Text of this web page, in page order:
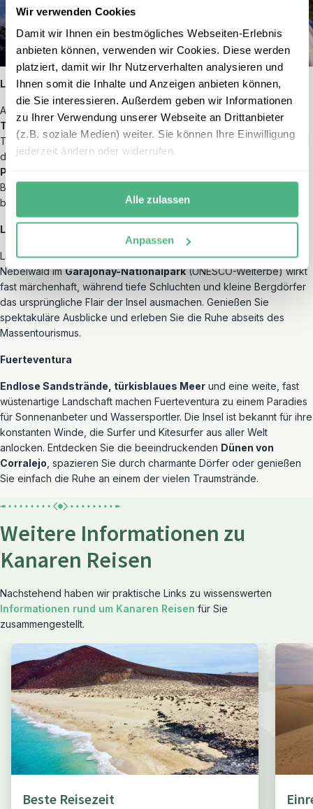
Wir verwenden Cookies
Damit wir Ihnen ein bestmögliches Webseiten-Erlebnis
anbieten können, verwenden wir Cookies. Diese werden
platziert, damit wir Ihr Nutzerverhalten analysieren und
Ihnen somit die Inhalte und Anzeigen anbieten können,
die Sie interessieren. Außerdem geben wir Informationen
zu Ihrer Verwendung unserer Webseite an Drittanbieter
(z.B. soziale Medien) weiter. Sie können Ihre Einwilligung
jederzeit ändern oder widerrufen.
Alle zulassen
Anpassen
Lanzarote
Auf Lanzarote prägen Lavafelder und Feuerberge des
Timanfaya-Parks
die Landschaft. In charmanten Orten wie
Teguise und Haría spazieren Sie durch enge Gassen oder das „Tal
der tausend Palmen“. Entlang der Küste laden Strände wie die
Papagayo-Bucht
Besuch der
verbindet Natur mit Architektur auf
besondere Weise.
La Gomera
La Gomera ist ein Paradies für Natur- und Wanderliebende. Der
Nebelwald imGarajonay-Nationalpark(UNESCO-Welterbe) wirkt
fast märchenhaft, während tiefe Schluchten und kleine Bergdörfer
das ursprüngliche Flair der Insel ausmachen. Genießen Sie
spektakuläre Ausblicke und erleben Sie die Ruhe abseits des
Massentourismus.
Fuerteventura
Endlose Sandstrände, türkisblaues Meer und eine weite, fast
wüstenartige Landschaft machen Fuerteventura zu einem Paradies
für Sonnenanbeter und Wassersportler. Die Insel ist bekannt für ihre
konstanten Winde, die Surfer und Kitesurfer aus aller Welt
anlocken. Entdecken Sie die beeindruckenden Dünen von
Corralejo , spazieren Sie durch charmante Dörfer oder genießen
Sie einfach die Ruhe an einem der vielen Traumstrände.
Weitere Informationen zu
Kanaren Reisen
Nachstehend haben wir praktische Links zu wissenswerten
Informationen rund um Kanaren Reisen für Sie
zusammengestellt.
Beste Reisezeit